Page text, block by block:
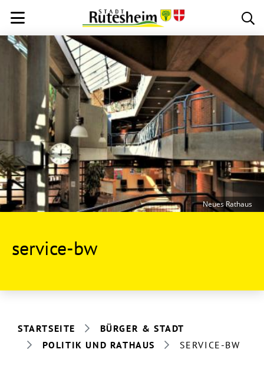
service-bw
Neues Rathaus
STARTSEITE
BÜRGER & STADT
POLITIK UND RATHAUS
SERVICE-BW